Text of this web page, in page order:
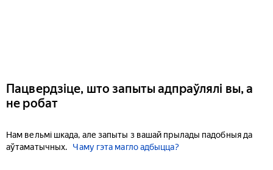
Пацвердзіце, што запыты адпраўлялі вы, а
не робат
Нам вельмі шкада, але запыты з вашай прылады падобныя да
аўтаматычных.
Чаму гэта магло адбыцца?